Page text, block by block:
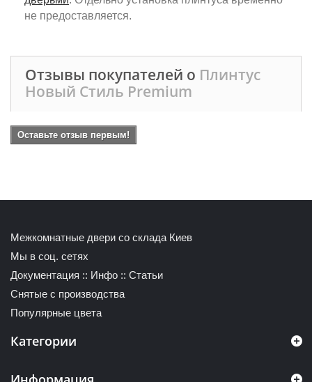
не предоставляется.
Отзывы покупателей о Плинтус
Новый Стиль Premium
Оставьте отзыв первым!
Межкомнатные двери со склада Киев
Мы в соц. сетях
Документация :: Инфо :: Статьи
Снятые с производства
Популярные цвета
Категории